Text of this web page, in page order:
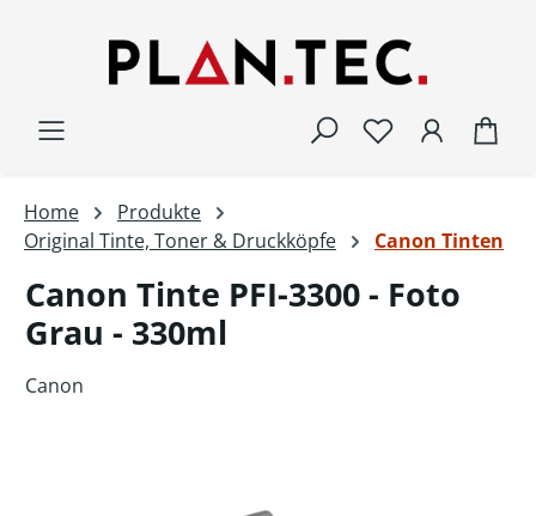
Home
Produkte
Original Tinte, Toner & Druckköpfe
Canon Tinten
Canon Tinte PFI-3300 - Foto
Grau - 330ml
Canon